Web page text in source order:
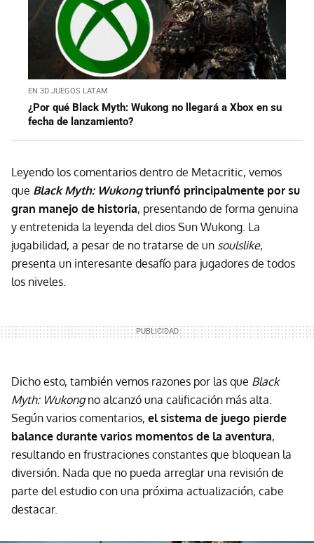
EN 3D JUEGOS LATAM
¿Por qué Black Myth: Wukong no llegará a Xbox en su
fecha de lanzamiento?
Leyendo los comentarios dentro de Metacritic, vemos
que Black Myth: Wukongtriunfó principalmente por su
gran manejo de historia, presentando de forma genuina
y entretenida la leyenda del dios Sun Wukong. La
jugabilidad, a pesar de no tratarse de un soulslike,
presenta un interesante desafío para jugadores de todos
los niveles.
Dicho esto, también vemos razones por las que Black
Myth: Wukongno alcanzó una calificación más alta.
Según varios comentarios, el sistema de juego pierde
balance durante varios momentos de la aventura,
resultando en frustraciones constantes que bloquean la
diversión. Nada que no pueda arreglar una revisión de
parte del estudio con una próxima actualización, cabe
destacar.